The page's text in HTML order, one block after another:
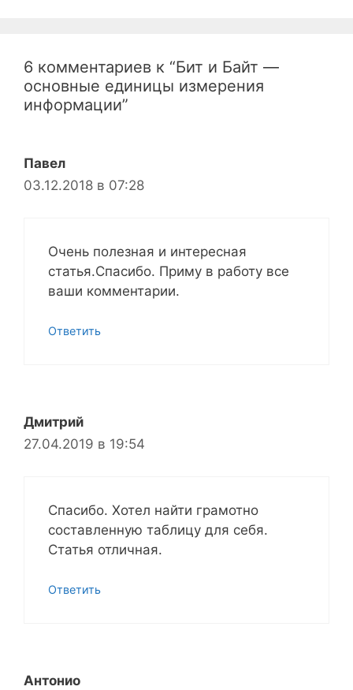
6 комментариев к “Бит и Байт —
основные единицы измерения
информации”
Павел
03.12.2018 в 07:28
Очень полезная и интересная
статья.Спасибо. Приму в работу все
ваши комментарии.
Ответить
Дмитрий
27.04.2019 в 19:54
Спасибо. Хотел найти грамотно
составленную таблицу для себя.
Статья отличная.
Ответить
Антонио